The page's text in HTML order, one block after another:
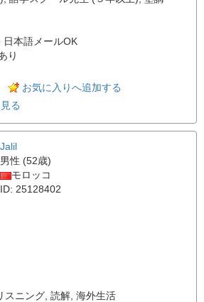
日本語メールOK
り
お気に入りへ追加する
る
Jalil
男性 (52歳)
モロッコ
ID: 25128402
スニング 読解 海外生活